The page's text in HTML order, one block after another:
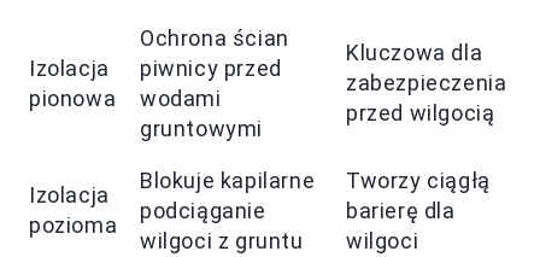
Izolacja
pionowa
Ochrona ścian
piwnicy przed
wodami
gruntowymi
Kluczowa dla
zabezpieczenia
przed wilgocią
Izolacja
pozioma
Blokuje kapilarne
podciąganie
wilgoci z gruntu
Tworzy ciągłą
barierę dla
wilgoci